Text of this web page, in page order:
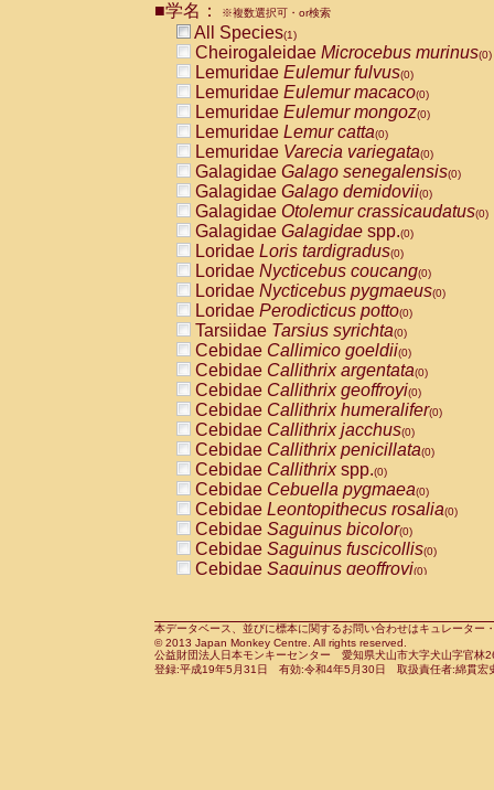
CebidaeCebus nigrivittatus
CebidaeCebus
CebidaeSaimiri boliviensis(0)
CebidaeSaimiri sciureus(0)
AtelidaeAlouatta caraya(0)
AtelidaeAlouatta fusca(0)
AtelidaeAlouatta seniculus
AtelidaeAlouattaspp.(0)
AtelidaeAteles belzebuth(0)
AtelidaeAteles geoffroyi(0)
AtelidaeAteles paniscus(0)
AtelidaeAtelesspp.(0)
Atelidae Lagothrix lagothricha
AtelidaeLagothrix lagothricha cana
PitheciidaeCacajao calvus
PitheciidaeCallicebus cupreus
PitheciidaeCallicebus donacophilus
PitheciidaeCallicebus moloch
PitheciidaeCallicebus torquatus
PitheciidaeCallicebusspp.(0)
PitheciidaeChiropotes satanas(0)
PitheciidaePithecia monachus
PitheciidaePithecia pithecia(0)
CercopithecidaeCercocebus agilis
CercopithecidaeCercocebus
CercopithecidaeCercocebus
CercopithecidaeCercocebus
CercopithecidaeCercocebus
CercopithecidaeCercocebushybrid
CercopithecidaePapio anubis(0)
CercopithecidaePapio cynocephalus
CercopithecidaePapio hamadryas(0)
■学名： ※複数選択可・or検索
All Species(1)
Cheirogaleidae Microcebus murinus(0)
Lemuridae Eulemur fulvus(0)
Lemuridae Eulemur macaco(0)
Lemuridae Eulemur mongoz(0)
Lemuridae Lemur catta(0)
Lemuridae Varecia variegata(0)
Galagidae Galago senegalensis(0)
Galagidae Galago demidovii(0)
Galagidae Otolemur crassicaudatus(0)
Galagidae Galagidae spp.(0)
Loridae Loris tardigradus(0)
Loridae Nycticebus coucang(0)
Loridae Nycticebus pygmaeus(0)
Loridae Perodicticus potto(0)
Tarsiidae Tarsius syrichta(0)
Cebidae Callimico goeldii(0)
Cebidae Callithrix argentata(0)
Cebidae Callithrix geoffroyi(0)
Cebidae Callithrix humeralifer(0)
Cebidae Callithrix jacchus(0)
Cebidae Callithrix penicillata(0)
Cebidae Callithrixspp.(0)
Cebidae Cebuella pygmaea(0)
Cebidae Leontopithecus rosalia(0)
Cebidae Saguinus bicolor(0)
Cebidae Saguinus fuscicollis(0)
Cebidae Saguinus geoffroyi(0)
CebidaeSaguinus leucopus(0)
CebidaeSaguinus midas(0)
Cebidae Saguinus mystax(0)
本データベース、並びに標本に関するお問い合わせはキュレータ
© 2013 Japan Monkey Centre. All rights reserved.
公益財団法人日本モンキーセンター 愛知県犬山市大字犬山字官
登録:平成19年5月31日 有効:令和4年5月30日 取扱責任者:綿貫宏